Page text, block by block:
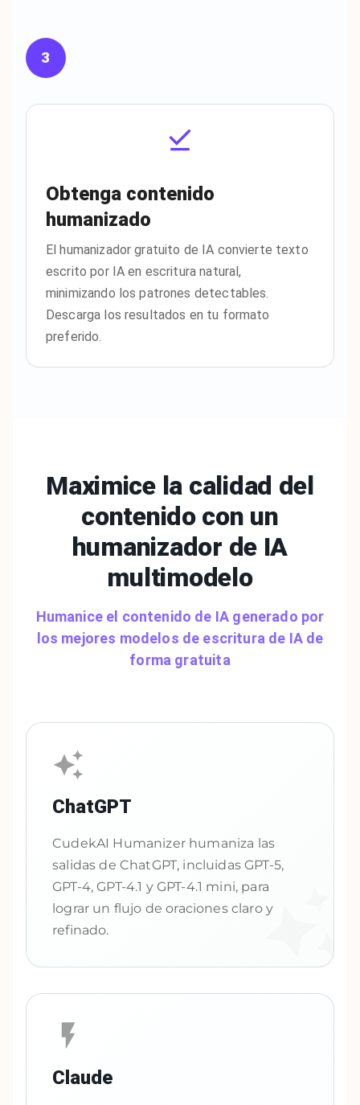
3
Obtenga contenido
humanizado
El humanizador gratuito de IA convierte texto
escrito por IA en escritura natural,
minimizando los patrones detectables.
Descarga los resultados en tu formato
preferido.
Maximice la calidad del
contenido con un
humanizador de IA
multimodelo
Humanice el contenido de IA generado por
los mejores modelos de escritura de IA de
forma gratuita
ChatGPT
CudekAI Humanizer humaniza las
salidas de ChatGPT, incluidas GPT-5,
GPT-4, GPT-4.1 y GPT-4.1 mini, para
lograr un flujo de oraciones claro y
refinado.
Claude